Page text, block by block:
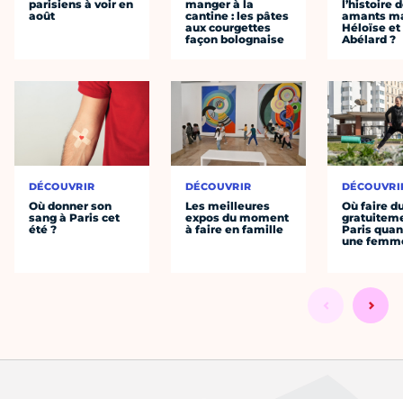
parisiens à voir en
août
DÉCOUVRIR
Où donner son
sang à Paris cet
été ?
manger à la
cantine : les pâtes
aux courgettes
façon bolognaise
DÉCOUVRIR
Les meilleures
expos du moment
à faire en famille
l’histoire
amants
Héloïse et
Abélard ?
Où faire
Paris
une